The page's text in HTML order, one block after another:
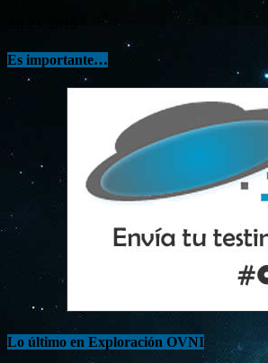
Es importante…
Lo último en Exploración OVNI